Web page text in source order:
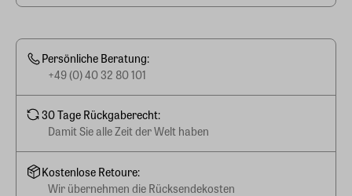
Persönliche Beratung:
+49 (0) 40 32 80 101
30 Tage Rückgaberecht:
Damit Sie alle Zeit der Welt haben
Kostenlose Retoure:
Wir übernehmen die Rücksendekosten